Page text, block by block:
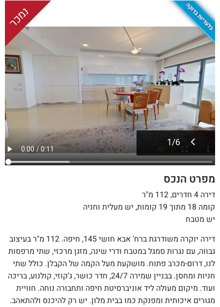
בלעדיות בדוקה נמכר
1/6
מפרט הנכס
דירה 4 חדרים, 112 מ"ר
קומה 18 מתוך 19 קומות, יש מעלית וחניה
יש מטבח
דירה יוקרה משודרגת ברח' אבא חושי 145, חיפה. 112 מ"ר בעיצוב
גבווה, עם נגרות סמגל במטבח ודרי שינה, מזגן מרכזי, שתי מרפסות
לנו, דרום-מכרב פתוח. מושקעת מעל הקמה של הקבלן. כולל שתי
חניות ומחסן. בבניין שמירה 24/7, חדר כושר, ג'קוזי, קולנוע, בריכה
ועוד. מיקום מעולה ליד אוניברסיטת חיפה ותחבורה נוחה. חוויית
מגורים איכותית ומפנקת כמו בבית מלון. יש רק להיכנס ולהתאהב.